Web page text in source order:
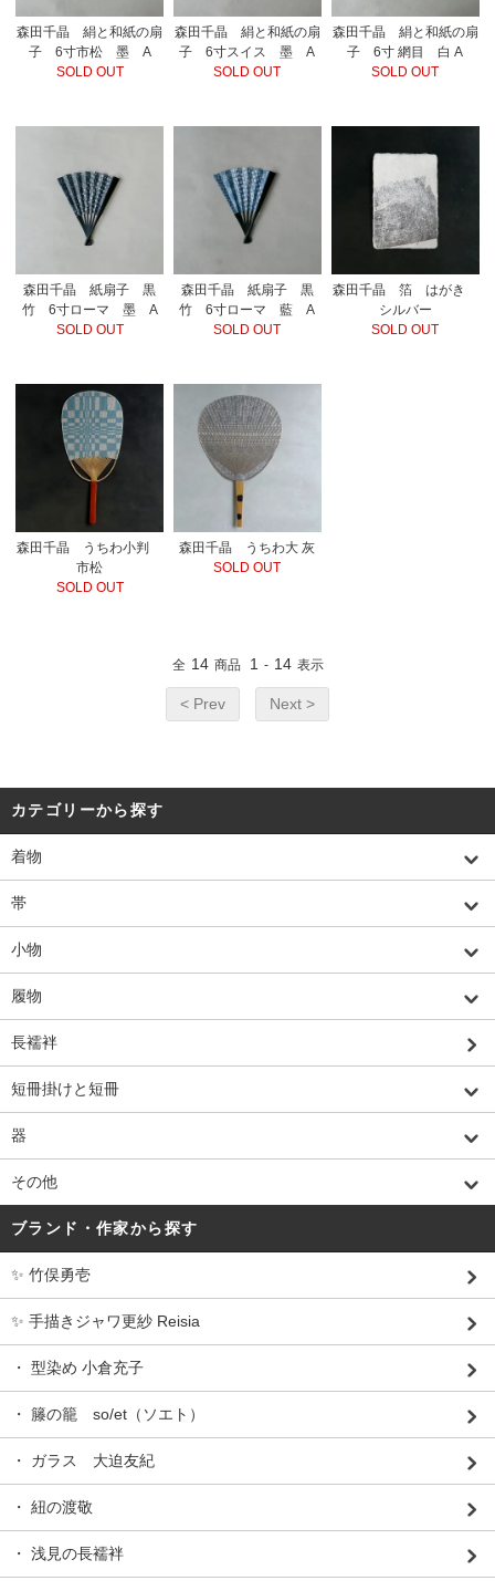
森田千晶 絹と和紙の扇
子 6寸市松 墨 A
SOLD OUT
森田千晶 絹と和紙の扇
子 6寸スイス 墨 A
SOLD OUT
森田千晶 絹と和紙の扇
子 6寸 網目 白 A
SOLD OUT
森田千晶 紙扇子 黒
竹 6寸ローマ 墨 A
SOLD OUT
森田千晶 紙扇子 黒
竹 6寸ローマ 藍 A
SOLD OUT
森田千晶 箔 はがき
シルバー
SOLD OUT
森田千晶 うちわ小判
市松
SOLD OUT
森田千晶 うちわ大 灰
SOLD OUT
全 14 商品 1 - 14 表示
< Prev Next >
カテゴリーから探す
着物
帯
小物
履物
長襦袢
短冊掛けと短冊
器
その他
ブランド・作家から探す
✨ 竹俣勇壱
✨ 手描きジャワ更紗 Reisia
・ 型染め 小倉充子
・ 籐の籠 so/et（ソエト）
・ ガラス 大迫友紀
・ 紐の渡敬
・ 浅見の長襦袢